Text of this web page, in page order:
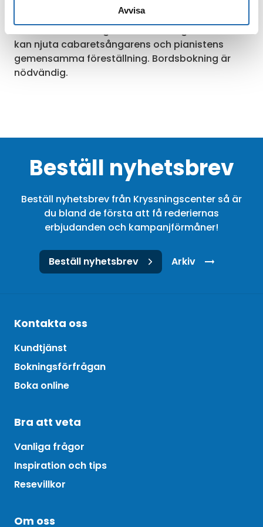
Avvisa
favoritcocktails från baren och prova på olika
kan njuta cabaretsångarens och pianistens
gemensamma föreställning. Bordsbokning är
nödvändig.
Beställ nyhetsbrev
Beställ nyhetsbrev från Kryssningscenter så är
du bland de första att få rederiernas
erbjudanden och kampanjförmåner!
Beställ nyhetsbrev Arkiv
Kontakta oss
Kundtjänst
Bokningsförfrågan
Boka online
Bra att veta
Vanliga frågor
Inspiration och tips
Resevillkor
Om oss